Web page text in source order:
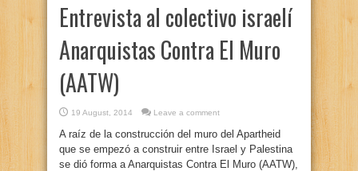
Entrevista al colectivo israelí
Anarquistas Contra El Muro
(AATW)
19 August, 2014 Leave a comment
A raíz de la construcción del muro del Apartheid
que se empezó a construir entre Israel y Palestina
se dió forma a Anarquistas Contra El Muro (AATW),